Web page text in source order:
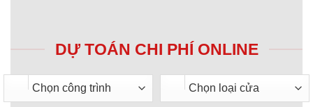
DỰ TOÁN CHI PHÍ ONLINE